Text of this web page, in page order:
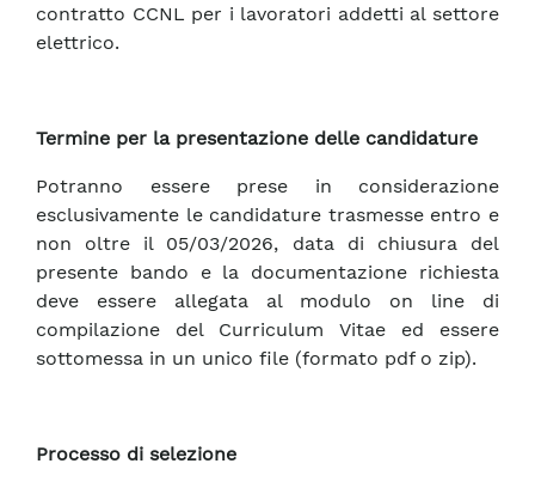
contratto CCNL per i lavoratori addetti al settore
elettrico.
Termine per la presentazione delle candidature
Potranno essere prese in considerazione
esclusivamente le candidature trasmesse entro e
non oltre il 05/03/2026, data di chiusura del
presente bando e la documentazione richiesta
deve essere allegata al modulo on line di
compilazione del Curriculum Vitae ed essere
sottomessa in un unico file (formato pdf o zip).
Processo di selezione